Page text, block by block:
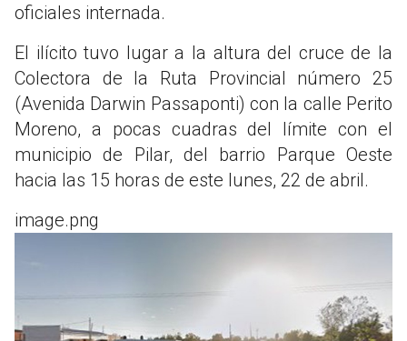
oficiales internada.
El ilícito tuvo lugar a la altura del cruce de la
Colectora de la Ruta Provincial número 25
(Avenida Darwin Passaponti) con la calle Perito
Moreno, a pocas cuadras del límite con el
municipio de Pilar, del barrio Parque Oeste
hacia las 15 horas de este lunes, 22 de abril.
image.png